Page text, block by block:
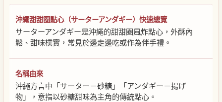
沖繩甜甜圈點心（サーターアンダギー）快速總覽
サーターアンダギー是沖繩的甜甜圈風炸點心，外酥內
鬆、甜味樸實，常見於邊走邊吃或作為伴手禮。
名稱由來
沖繩方言中「サーター＝砂糖」「アンダギー＝揚げ
物」，意指以砂糖甜味為主角的傳統點心。